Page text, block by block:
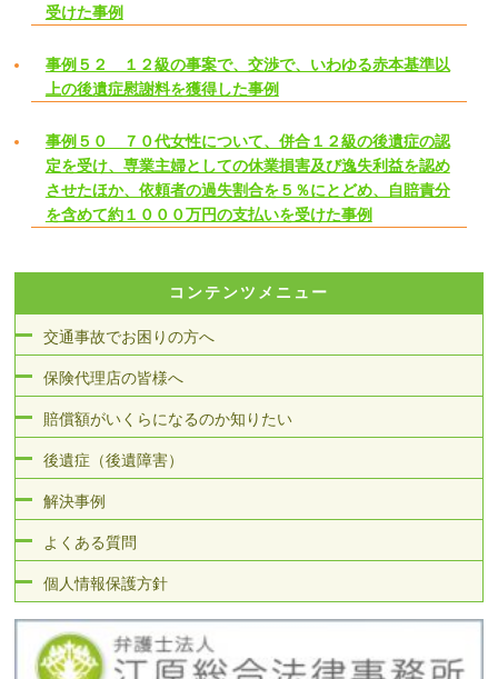
受けた事例
事例５２ １２級の事案で、交渉で、いわゆる赤本基準以
上の後遺症慰謝料を獲得した事例
事例５０ ７０代女性について、併合１２級の後遺症の認
定を受け、専業主婦としての休業損害及び逸失利益を認め
させたほか、依頼者の過失割合を５％にとどめ、自賠責分
を含めて約１０００万円の支払いを受けた事例
コンテンツメニュー
交通事故でお困りの方へ
保険代理店の皆様へ
賠償額がいくらになるのか知りたい
後遺症（後遺障害）
解決事例
よくある質問
個人情報保護方針